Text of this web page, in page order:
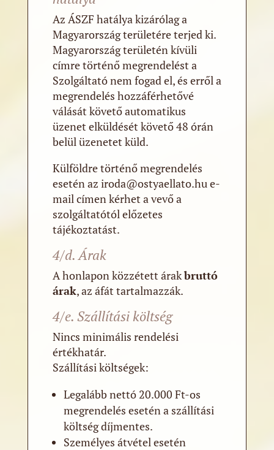
Az ÁSZF hatálya kizárólag a
Magyarország területére terjed ki.
Magyarország területén kívüli
címre történő megrendelést a
Szolgáltató nem fogad el, és erről a
megrendelés hozzáférhetővé
válását követő automatikus
üzenet elküldését követő 48 órán
belül üzenetet küld.
Külföldre történő megrendelés
esetén az iroda@ostyaellato.hu e-
mail címen kérhet a vevő a
szolgáltatótól előzetes
tájékoztatást.
4/d. Árak
A honlapon közzétett árakbruttó
árak, az áfát tartalmazzák.
4/e. Szállítási költség
Nincs minimális rendelési
értékhatár.
Szállítási költségek:
Legalább nettó 20.000 Ft-os
megrendelés esetén a szállítási
költség díjmentes.
Személyes átvétel esetén